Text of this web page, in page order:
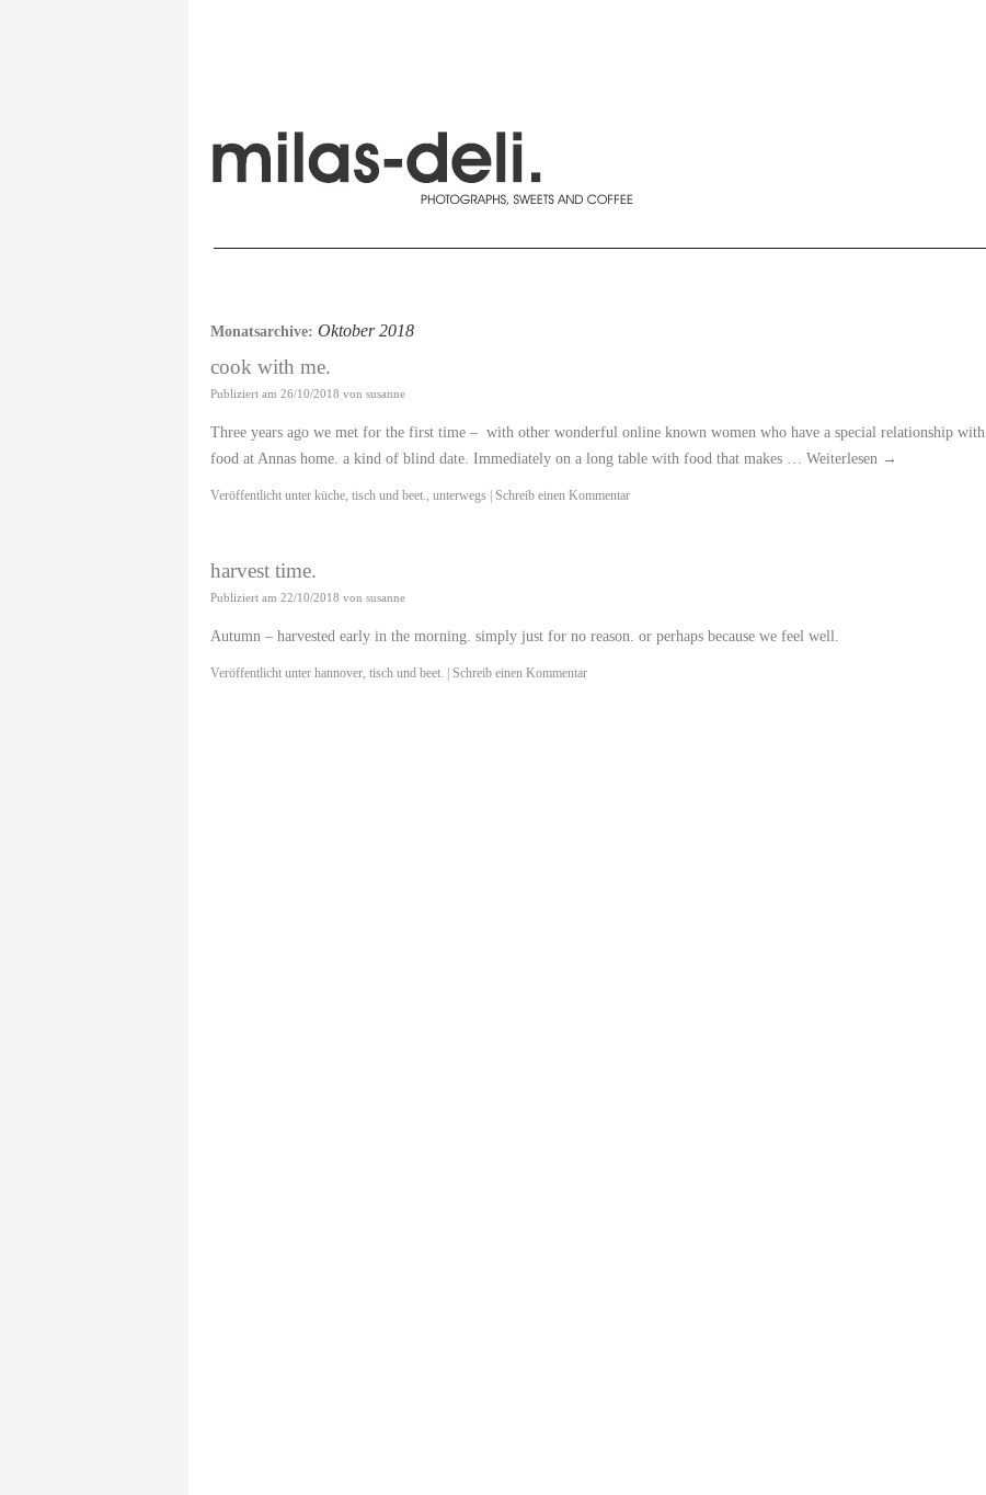
Monatsarchive: Oktober 2018
cook with me.
Publiziert am 26/10/2018 von susanne
Three years ago we met for the first time – with other wonderful online known women who have a special relationship with
food at Annas home. a kind of blind date. Immediately on a long table with food that makes … Weiterlesen →
Veröffentlicht unter küche, tisch und beet., unterwegs Schreib einen Kommentar
harvest time.
Publiziert am 22/10/2018 von susanne
Autumn – harvested early in the morning. simply just for no reason. or perhaps because we feel well.
Veröffentlicht unter hannover, tisch und beet. Schreib einen Kommentar